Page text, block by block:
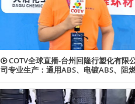
COTV全球直播-台州回隆行塑化有限
司专业生产：通用ABS、电镀ABS、阻
及代理透、改苯GPPS、HIPS系列等创新
型塑料颗粒产品，欢迎大家光临！